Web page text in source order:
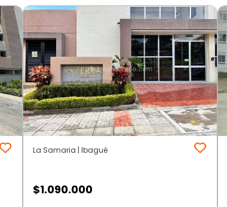
La Samaria | Ibagué
$1.090.000